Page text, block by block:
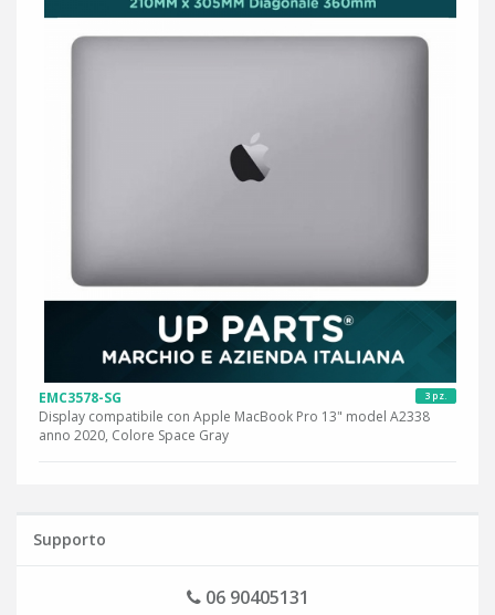
3 pz.
EMC3578-SG
Display compatibile con Apple MacBook Pro 13" model A2338
anno 2020, Colore Space Gray
Supporto
06 90405131